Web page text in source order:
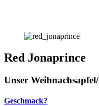
Red Jonaprince
Unser
Geschmack?